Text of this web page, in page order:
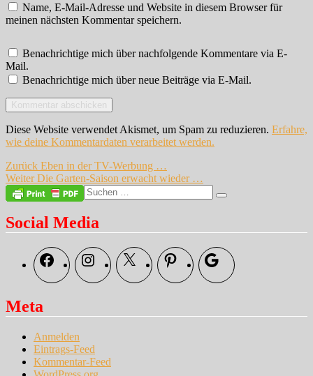
Name, E-Mail-Adresse und Website in diesem Browser für
meinen nächsten Kommentar speichern.
Benachrichtige mich über nachfolgende Kommentare via E-
Mail.
Benachrichtige mich über neue Beiträge via E-Mail.
Diese Website verwendet Akismet, um Spam zu reduzieren. Erfahre,
wie deine Kommentardaten verarbeitet werden.
Beitragsnavigation
Zurück Vorheriger
Beitrag:
Eben in der TV-Werbung …
Weiter Nächster
Beitrag:
Die Garten-Saison erwacht wieder …
Suche
nach:
Suchen
Social Media
FacebookInstagramX Pinterest Google
Meta
Anmelden
Eintrags-Feed
Kommentar-Feed